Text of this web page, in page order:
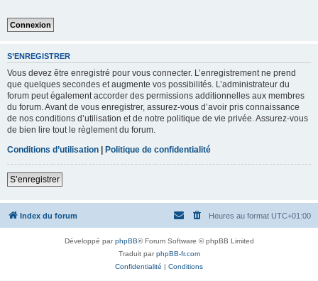
S’ENREGISTRER
Vous devez être enregistré pour vous connecter. L’enregistrement ne prend
que quelques secondes et augmente vos possibilités. L’administrateur du
forum peut également accorder des permissions additionnelles aux membres
du forum. Avant de vous enregistrer, assurez-vous d’avoir pris connaissance
de nos conditions d’utilisation et de notre politique de vie privée. Assurez-vous
de bien lire tout le règlement du forum.
Conditions d’utilisation | Politique de confidentialité
S’enregistrer
Index du forum Heures au format UTC+01:00
Développé parphpBB® Forum Software © phpBB Limited
Traduit parphpBB-fr.com
Confidentialité | Conditions